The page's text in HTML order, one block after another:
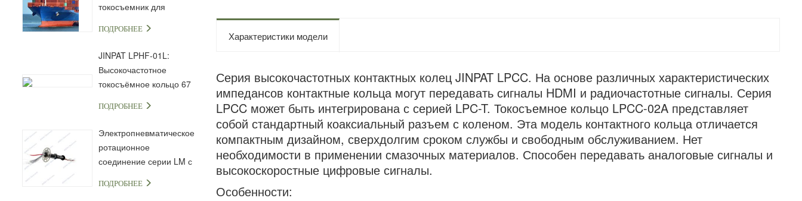
токосъемник для
промышленной техники
ПОДРОБНЕЕ
JINPAT LPHF-01L:
Высокочастотное
токосъёмное кольцо 67
ПОДРОБНЕЕ
Электропневматическое
ротационное
соединение серии LM с
токосъёмным кольцом
ПОДРОБНЕЕ
Характеристики модели
Серия высокочастотных контактных колец JINPAT LPCC. На основе различных характеристических
импедансов контактные кольца могут передавать сигналы HDMI и радиочастотные сигналы. Серия
LPCC может быть интегрирована с серией LPC-T. Токосъемное кольцо LPCC-02A представляет
собой стандартный коаксиальный разъем с коленом. Эта модель контактного кольца отличается
компактным дизайном, сверхдолгим сроком службы и свободным обслуживанием. Нет
необходимости в применении смазочных материалов. Способен передавать аналоговые сигналы и
высокоскоростные цифровые сигналы.
Особенности: